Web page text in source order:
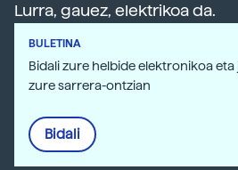
Lurra, gauez, elektrikoa da.
BULETINA
Bidali zure helbide elektronikoa
zure sarrera-ontzian
Bidali